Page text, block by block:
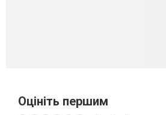
Оцініть першим